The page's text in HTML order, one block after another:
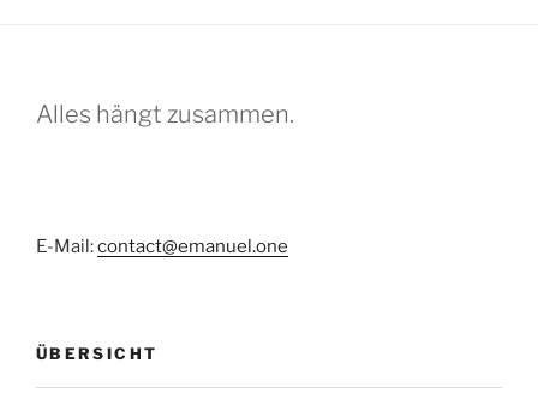
Alles hängt zusammen.
E-Mail:contact@emanuel.one
ÜBERSICHT